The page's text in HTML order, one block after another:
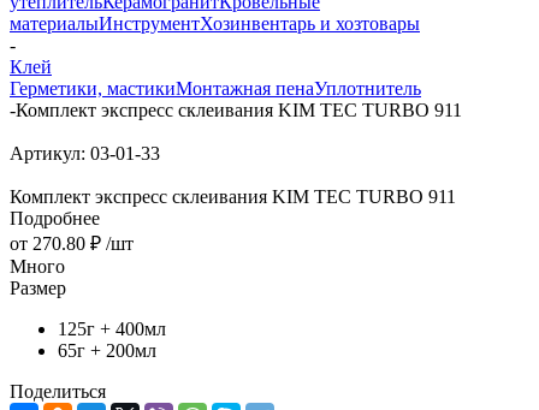
материалыИнструментХозинвентарь и хозтовары
-
Клей
Герметики, мастикиМонтажная пенаУплотнитель
-Комплект экспресс склеивания KIM TEC TURBO 911
Артикул: 03-01-33
Комплект экспресс склеивания KIM TEC TURBO 911
Подробнее
от 270.80 ₽ /шт
Много
Размер
125г + 400мл
65г + 200мл
Поделиться